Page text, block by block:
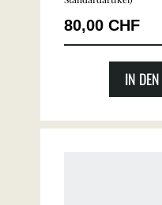
80,00 CHF
IN